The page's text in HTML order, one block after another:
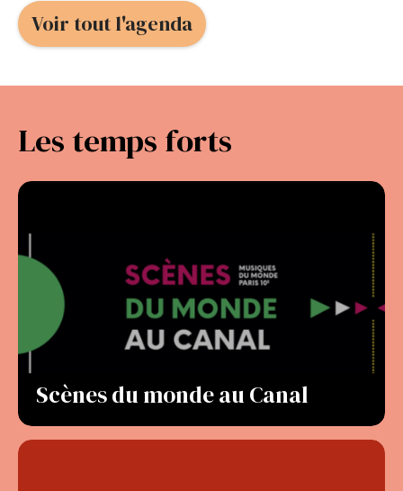
Voir tout l'agenda
Les temps forts
Scènes du monde au Canal